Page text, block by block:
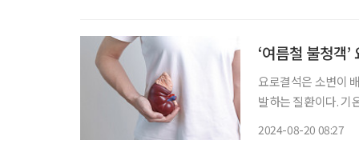
‘여름철 불청객
요로결석은 소변이
발하는 질환이다. 기
2024-08-20 08:27